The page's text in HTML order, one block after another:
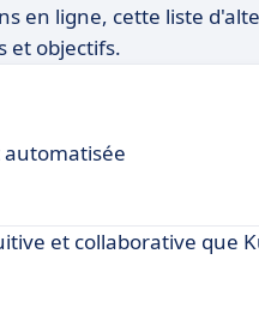
en ligne, cette liste
et objectifs.
et collaborative que